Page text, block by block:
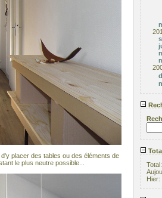
placer des tables ou des éléments de
le plus neutre possible...
Total:
Hier: